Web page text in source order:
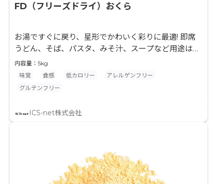
FD（フリーズドライ）おくら
お湯ですぐに戻り、星形でかわいく彩りに最適! 即席
うどん、そば、パスタ、みそ汁、スープなど用途は多
様です。お湯の戻りも早く、加工食品の具材に最適で
す。
内容量：5kg
味覚
食感 低カロリー
アレルゲンフリー
グルテンフリー
ICS-net株式会社